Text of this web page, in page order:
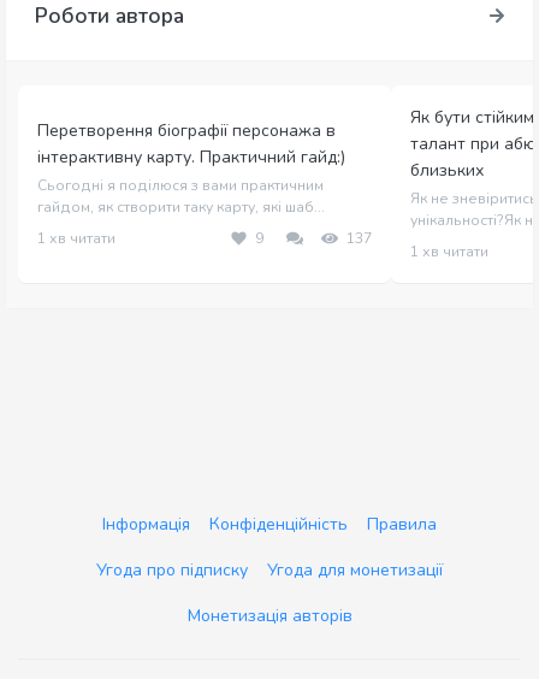
Роботи автора
Перетворення біографії персонажа в
інтерактивну карту. Практичний гайд:)
Сьогодні я поділюся з вами практичним
гайдом, як створити таку карту, які шаб...
1 хв читати
9 137
Як бути стійким
талант при
близьких
Як не
унікальності?Як
1 хв читати
Інформація Конфіденційність
Правила
Угода про підписку
Угода для монетизації
Монетизація авторів